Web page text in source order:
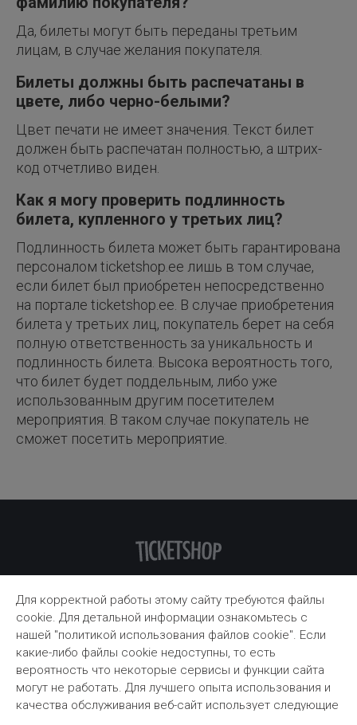
Для корректной работы этому сайту требуются файлы
cookie. Для детальной информации ознакомьтесь с
нашей "политикой использования файлов cookie". Если
какие-либо файлы cookie недоступны, то есть
вероятность что некоторые сервисы и функции сайта
могут не работать. Для лучшего опыта использования и
качества обслуживания веб-сайт использует следующие
Да, билеты могут быть переданы третьим
лицам, в случае желания покупателя.
Билеты должны быть распечатаны в
цвете, либо черно-белыми?
Цвет печати не имеет значения. Текст билет
должен быть распечатан полностью, а штрих-
код отчетливо виден.
Как я могу проверить подлинность
билета, купленного у третьих лиц?
Подлинность билета может быть гарантирована
персоналом ticketshop.ee лишь в том случае,
если билет был приобретен непосредственно
на портале ticketshop.ee. В случае приобретения
билета у третьих лиц, покупатель берет на себя
полную ответственность за уникальность и
подлинность билета. Высока вероятность того,
что билет будет поддельным, либо уже
использованным другим посетителем
мероприятия. В таком случае покупатель не
сможет посетить мероприятие.
Служба поддержки
П. - Вс. 09:00 - 18:00
+371 60003355
support@ticketshop.lv